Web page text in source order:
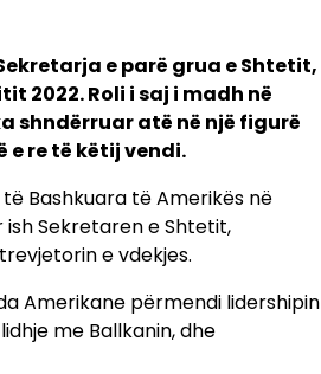
e parë grua e Shtetit,
2022. Roli i saj i madh në
shndërruar atë në një figurë
e re të këtij vendi.
Bashkuara të Amerikës në
Sekretaren e Shtetit,
e vdekjes.
Amerikane përmendi lidershipin
me Ballkanin, dhe